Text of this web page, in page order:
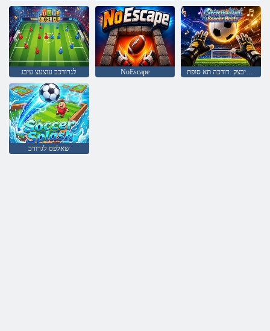
לגרודכב עוצעצ עיבג NoEscape לגרודכ יבצק :רודכה תא סופת
שאלפס לגרודכ